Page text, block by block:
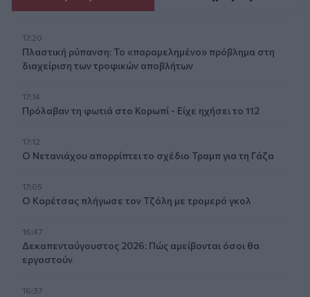
17:20
Πλαστική ρύπανση: Το «παραμελημένο» πρόβλημα στη
διαχείριση των τροφικών αποβλήτων
17:14
Πρόλαβαν τη φωτιά στο Κορωπί - Είχε ηχήσει το 112
17:12
Ο Νετανιάχου απορρίπτει το σχέδιο Τραμπ για τη Γάζα
17:05
Ο Καρέτσας πλήγωσε τον Τζόλη με τρομερό γκολ
16:47
Δεκαπενταύγουστος 2026: Πώς αμείβονται όσοι θα
εργαστούν
16:37